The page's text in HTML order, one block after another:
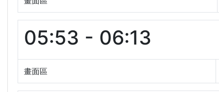
05:53 - 06:13
畫面區